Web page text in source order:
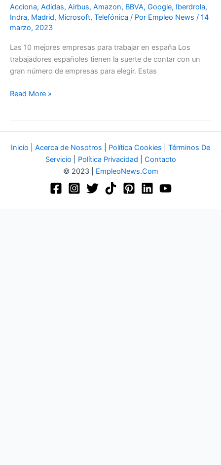
Acciona, Adidas, Airbus, Amazon, BBVA, Google, Iberdrola,
Indra, Madrid, Microsoft, Telefónica / Por Empleo News / 14
marzo, 2023
Las 10 mejores empresas para trabajar en españa Los
trabajadores españoles tienen la suerte de contar con un
gran número de empresas para elegir. Estas
Read More »
Inicio Acerca de Nosotros Política Cookies
Términos De
Servicio
Política Privacidad
Contacto
© 2023 | EmpleoNews.Com